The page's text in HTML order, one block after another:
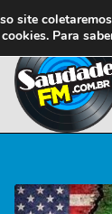
site
Para